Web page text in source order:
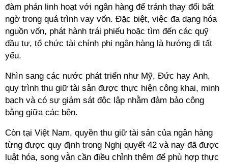
đàm phán linh hoạt với ngân hàng để tránh thay đổi bất
ngờ trong quá trình vay vốn. Đặc biệt, việc đa dạng hóa
nguồn vốn, phát hành trái phiếu hoặc tìm đến các quỹ
đầu tư, tổ chức tài chính phi ngân hàng là hướng đi tất
yếu.
Nhìn sang các nước phát triển như Mỹ, Đức hay Anh,
quy trình thu giữ tài sản được thực hiện công khai, minh
bạch và có sự giám sát độc lập nhằm đảm bảo công
bằng giữa các bên.
Còn tại Việt Nam, quyền thu giữ tài sản của ngân hàng
từng được quy định trong Nghị quyết 42 và nay đã được
luật hóa, song vẫn cần điều chỉnh thêm để phù hợp thực